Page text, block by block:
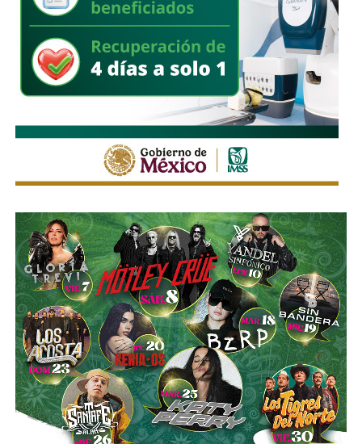
estacionen autos de los negocios de Carranza o
Himno Nacional.
La Avenida Chapultepec tiene varias señales que indican
que ellímite de velocidad es de 50 km/h, algunas casi
borradas -ahí te encargo, Ayuntamiento- pero en los
videos que circularon de autos voladores,en ninguno de
los casos, la velocidad del vehículo estaba por debajo
del límite permitido
.
Sí hubo un fallo grande por parte de lasautoridades
viales municipales que no anunciaron a tiempo el tope
y no colocaron la señal hasta que ya estaba listo el muro
de los tormentos.